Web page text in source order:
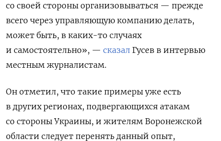
со своей стороны организовываться — прежде
всего через управляющую компанию делать,
может быть, в каких-то случаях
и самостоятельно», — сказал Гусев в интервью
местным журналистам.
Он отметил, что такие примеры уже есть
в других регионах, подвергающихся атакам
со стороны Украины, и жителям Воронежской
области следует перенять данный опыт,